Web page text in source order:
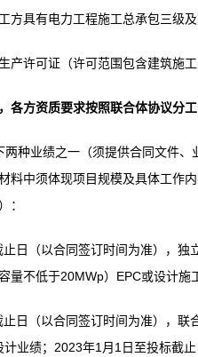
方具有电力工程施工总承包三级
产许可证（许可范围包含建筑施
各方资质要求按照联合体协议分
两种业绩之一（须提供合同文件
料中须体现项目规模及具体工作
：
日（以合同签订时间为准），独
量不低于20MWp）EPC或设计施
日（以合同签订时间为准），联
业绩；2023年1月1日至投标截